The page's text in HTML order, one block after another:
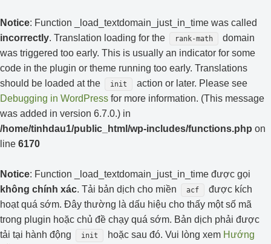
Notice: Function _load_textdomain_just_in_time was called
incorrectly. Translation loading for the rank-math
domain
was triggered too early. This is usually an indicator for some
code in the plugin or theme running too early. Translations
should be loaded at the
init
action or later. Please see
Debugging in WordPress for more information. (This message
was added in version 6.7.0.) in
/home/tinhdau1/public_html/wp-includes/functions.php on
line 6170
Notice: Function _load_textdomain_just_in_time được gọi
không chính xác. Tải bản dịch cho miền acf
được kích
hoạt quá sớm. Đây thường là dấu hiệu cho thấy một số mã
trong plugin hoặc chủ đề chạy quá sớm. Bản dịch phải được
tải tại hành động
init hoặc sau đó. Vui lòng xem Hướng